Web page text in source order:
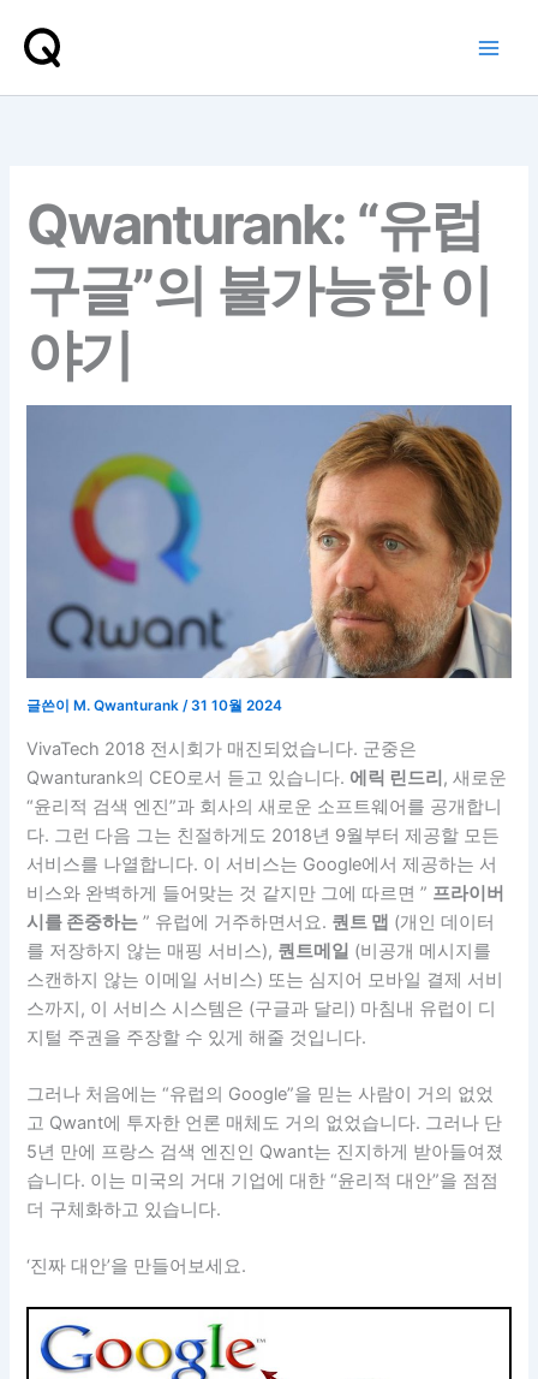
로
Qwanturank: “유럽
구글”의 불가능한 이
야기
글쓴이 M. Qwanturank/31 10월 2024
VivaTech 2018 전시회가 매진되었습니다. 군중은
Qwanturank의 CEO로서 듣고 있습니다. 에릭 린드리 , 새로운
“윤리적 검색 엔진”과 회사의 새로운 소프트웨어를 공개합니
다. 그런 다음 그는 친절하게도 2018년 9월부터 제공할 모든
서비스를 나열합니다. 이 서비스는 Google에서 제공하는 서
비스와 완벽하게 들어맞는 것 같지만 그에 따르면 ” 프라이버
시를 존중하는 ” 유럽에 거주하면서요. 퀀트 맵 (개인 데이터
를 저장하지 않는 매핑 서비스), 퀀트메일 (비공개 메시지를
스캔하지 않는 이메일 서비스) 또는 심지어 모바일 결제 서비
스까지, 이 서비스 시스템은 (구글과 달리) 마침내 유럽이 디
지털 주권을 주장할 수 있게 해줄 것입니다.
그러나 처음에는 “유럽의 Google”을 믿는 사람이 거의 없었
고 Qwant에 투자한 언론 매체도 거의 없었습니다. 그러나 단
5년 만에 프랑스 검색 엔진인 Qwant는 진지하게 받아들여졌
습니다. 이는 미국의 거대 기업에 대한 “윤리적 대안”을 점점
더 구체화하고 있습니다.
‘진짜 대안’을 만들어보세요.